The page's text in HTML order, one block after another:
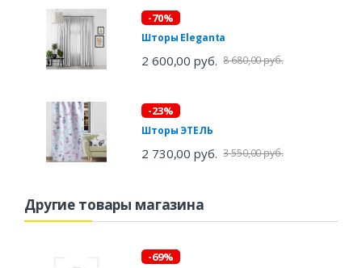
-70%
Шторы Eleganta
2 600,00 руб. 8 680,00 руб.
-23%
Шторы ЭТЕЛЬ
2 730,00 руб. 3 550,00 руб.
Другие товары магазина
-69%